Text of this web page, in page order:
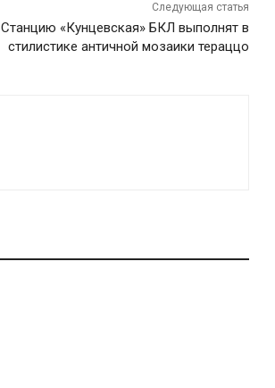
Следующая статья
Станцию «Кунцевская» БКЛ выполнят в
стилистике античной мозаики тераццо